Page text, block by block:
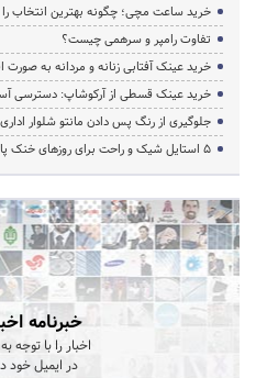
خرید ساعت مچی؛ چگونه بهترین انتخاب
تفاوت رامپر و سرهمی چیست؟
خرید عینک آفتابی زنانه و مردانه به
خرید عینک قسطی از آرکوشاپ: دسترسی
جلوگیری از رنگ پس دادن مانتو شلوار اداری
۵ استایل شیک و راحت برای روزهای خنک پاییزی
خبرنامه
اخبار را با توجه
در ایمیل خود